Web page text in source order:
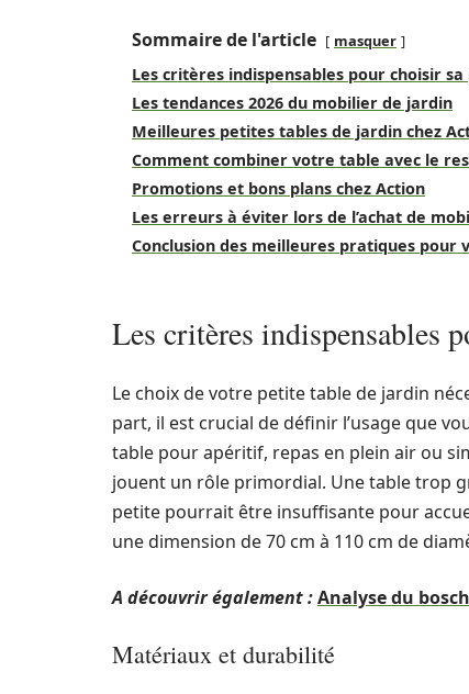
Sommaire de l'article masquer
Les critères indispensables pour choisir
Les tendances 2026 du mobilier de jardin
Meilleures petites tables de jardin chez
Comment combiner votre table avec le
Promotions et bons plans chez Action
Les erreurs à éviter lors de l’achat de
Conclusion des meilleures pratiques pour
Les critères indispensables
Le choix de votre petite table de jardin
part, il est crucial de définir l’usage que
table pour apéritif, repas en plein air ou
jouent un rôle primordial. Une table trop
petite pourrait être insuffisante pour
une dimension de 70 cm à 110 cm de
A découvrir également :Analyse du
Matériaux et durabilité